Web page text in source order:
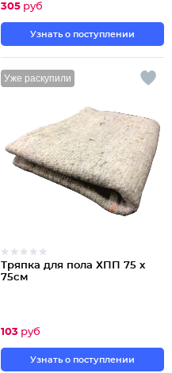
305 руб
Узнать о поступлении
Уже раскупили
Тряпка для пола ХПП 75 х
75см
103 руб
Узнать о поступлении